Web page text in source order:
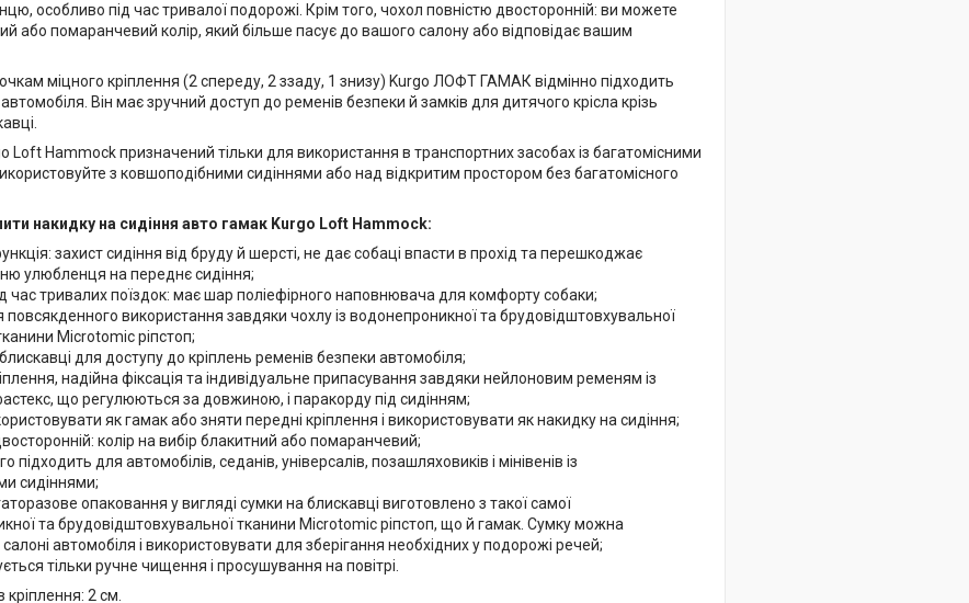
особливо під час тривалої подорожі. Крім того, чохол повністю двосторонній: ви можете
або помаранчевий колір, який більше пасує до вашого салону або відповідає вашим
міцного кріплення (2 спереду, 2 ззаду, 1 знизу) Kurgo ЛОФТ ГАМАК відмінно підходить
Він має зручний доступ до ременів безпеки й замків для дитячого крісла крізь
Hammock призначений тільки для використання в транспортних засобах із багатомісними
з ковшоподібними сидіннями або над відкритим простором без багатомісного
накидку на сидіння авто гамак Kurgo Loft Hammock:
захист сидіння від бруду й шерсті, не дає собаці впасти в прохід та перешкоджає
улюбленця на переднє сидіння;
час тривалих поїздок: має шар поліефірного наповнювача для комфорту собаки;
повсякденного використання завдяки чохлу із водонепроникної та брудовідштовхувальної
Microtomic ріпстоп;
для доступу до кріплень ременів безпеки автомобіля;
надійна фіксація та індивідуальне припасування завдяки нейлоновим ременям із
що регулюються за довжиною, і паракорду під сидінням;
як гамак або зняти передні кріплення і використовувати як накидку на сидіння;
колір на вибір блакитний або помаранчевий;
підходить для автомобілів, седанів, універсалів, позашляховиків і мінівенів із
сидіннями;
опаковання у вигляді сумки на блискавці виготовлено з такої самої
та брудовідштовхувальної тканини Microtomic ріпстоп, що й гамак. Сумку можна
автомобіля і використовувати для зберігання необхідних у подорожі речей;
тільки ручне чищення і просушування на повітрі.
2 см.